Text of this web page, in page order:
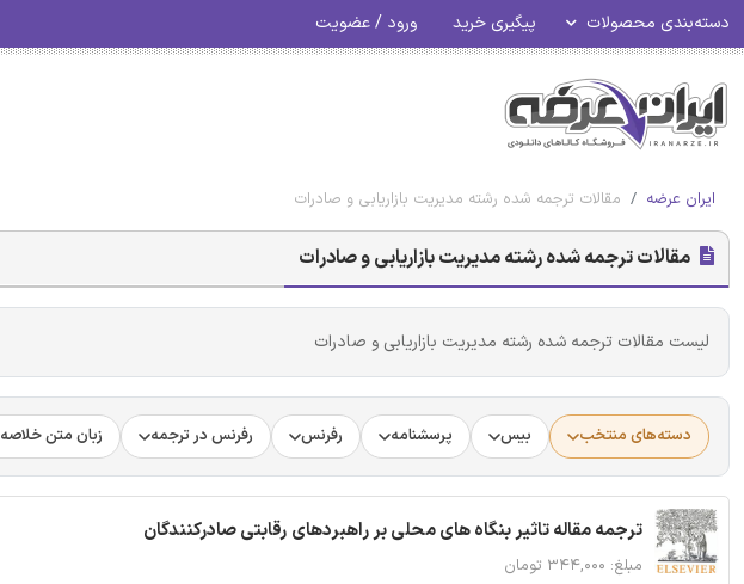
دسته‌بندی محصولات پیگیری خرید ورود / عضویت
ایران عرضه مقالات ترجمه شده رشته مدیریت بازاریابی و صادرات
مقالات ترجمه شده رشته مدیریت بازاریابی و صادرات
لیست مقالات ترجمه شده رشته مدیریت بازاریابی و صادرات
دسته‌های منتخب بیس پرسشنامه رفرنس رفرنس در ترجمه زبان متن خلاصه
ترجمه مقاله تاثیر بنگاه های محلی بر راهبردهای رقابتی صادرکنندگان
مبلغ: ۳۴۴,۰۰۰ تومان